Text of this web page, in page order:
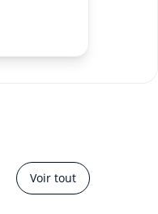
Voir tout